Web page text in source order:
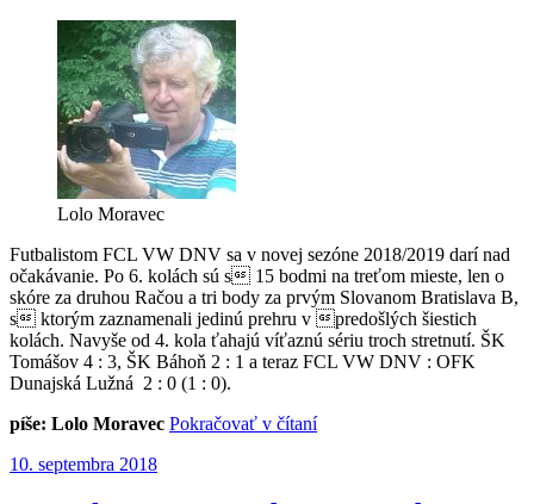
Lolo Moravec
Futbalistom FCL VW DNV sa v novej sezóne 2018/2019 darí nad
očakávanie. Po 6. kolách sú s 15 bodmi na treťom mieste, len o
skóre za druhou Račou a tri body za prvým Slovanom Bratislava B,
s ktorým zaznamenali jedinú prehru v predošlých šiestich
kolách. Navyše od 4. kola ťahajú víťaznú sériu troch stretnutí. ŠK
Tomášov 4 : 3, ŠK Báhoň 2 : 1 a teraz FCL VW DNV : OFK
Dunajská Lužná 2 : 0 (1 : 0).
píše: Lolo Moravec Pokračovať v čítaní„FCL
Publikované
10. septembra 2018